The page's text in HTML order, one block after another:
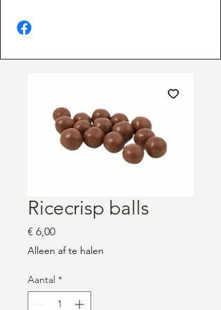
Ricecrisp balls
€ 6,00Prijs
Alleen af te halen
Aantal *